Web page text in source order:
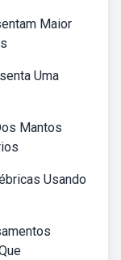
Maior
Uma
Mantos
Usando